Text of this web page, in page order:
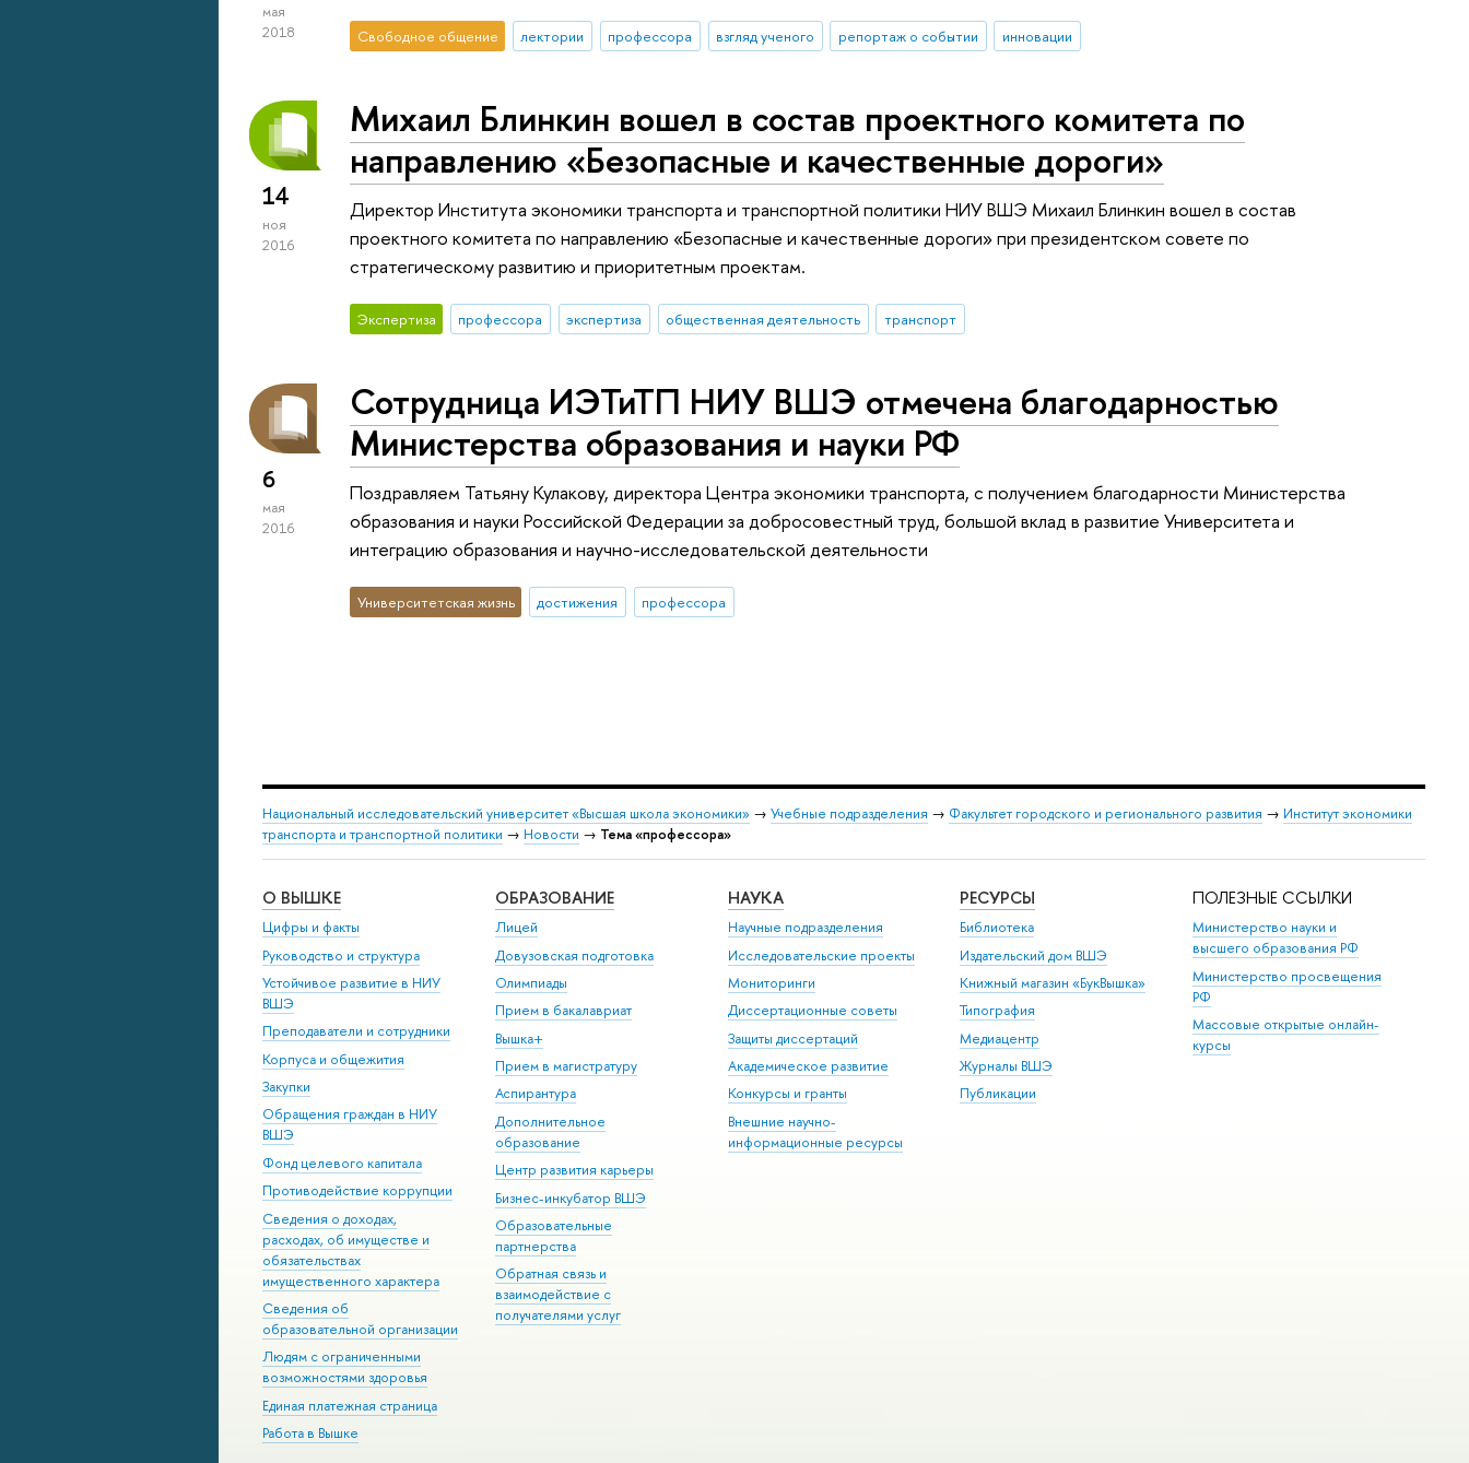
мая
2018
Свободное общение лектории профессора взгляд ученого репортаж о событии инновации
14
ноя
2016
Михаил Блинкин вошел в состав проектного комитета по
направлению «Безопасные и качественные дороги»
Директор Института экономики транспорта и транспортной политики НИУ ВШЭ Михаил Блинкин вошел в состав
проектного комитета по направлению «Безопасные и качественные дороги» при президентском совете по
стратегическому развитию и приоритетным проектам.
Экспертиза профессора экспертиза общественная деятельность транспорт
6
мая
2016
Сотрудница ИЭТиТП НИУ ВШЭ отмечена благодарностью
Министерства образования и науки РФ
Поздравляем Татьяну Кулакову, директора Центра экономики транспорта, с получением благодарности Министерства
образования и науки Российской Федерации за добросовестный труд, большой вклад в развитие Университета и
интеграцию образования и научно-исследовательской деятельности
Университетская жизнь достижения профессора
Национальный исследовательский университет «Высшая школа экономики» → Учебные подразделения → Факультет городского и регионального развития → Институт экономики
транспорта и транспортной политики → Новости → Тема «профессора»
О ВЫШКЕ
Цифры и факты
Руководство и структура
Устойчивое развитие в НИУ
ВШЭ
Преподаватели и сотрудники
Корпуса и общежития
Закупки
Обращения граждан в НИУ
ВШЭ
Фонд целевого капитала
Противодействие коррупции
Сведения о доходах,
расходах, об имуществе и
обязательствах
имущественного характера
Сведения об
образовательной организации
Людям с ограниченными
возможностями здоровья
Единая платежная страница
Работа в Вышке
ОБРАЗОВАНИЕ
Лицей
Довузовская подготовка
Олимпиады
Прием в бакалавриат
Вышка+
Прием в магистратуру
Аспирантура
Дополнительное
образование
Центр развития карьеры
Бизнес-инкубатор ВШЭ
Образовательные
партнерства
Обратная связь и
взаимодействие с
получателями услуг
НАУКА
Научные подразделения
Исследовательские проекты
Мониторинги
Диссертационные советы
Защиты диссертаций
Академическое развитие
Конкурсы и гранты
Внешние научно-
информационные ресурсы
РЕСУРСЫ
Библиотека
Издательский дом ВШЭ
Книжный магазин «БукВышка»
Типография
Медиацентр
Журналы ВШЭ
Публикации
ПОЛЕЗНЫЕ ССЫЛКИ
Министерство науки и
высшего образования РФ
Министерство просвещения
РФ
Массовые открытые онлайн-
курсы